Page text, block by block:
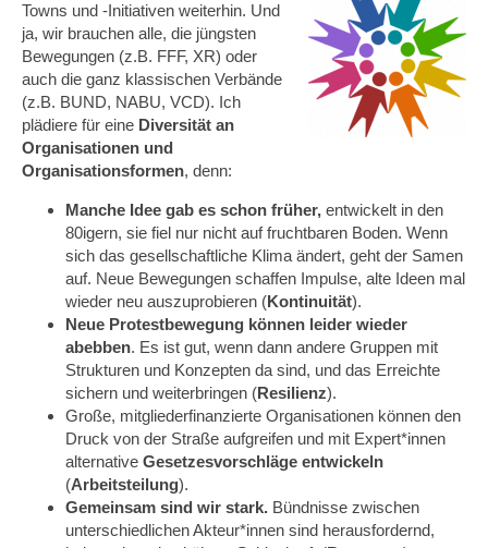
Towns und -Initiativen weiterhin. Und
ja, wir brauchen alle, die jüngsten
Bewegungen (z.B. FFF, XR) oder
auch die ganz klassischen Verbände
(z.B. BUND, NABU, VCD). Ich
plädiere für eine Diversität an
Organisationen und
Organisationsformen, denn:
Manche Idee gab es schon früher, entwickelt in den
80igern, sie fiel nur nicht auf fruchtbaren Boden. Wenn
sich das gesellschaftliche Klima ändert, geht der Samen
auf. Neue Bewegungen schaffen Impulse, alte Ideen mal
wieder neu auszuprobieren (Kontinuität).
Neue Protestbewegung können leider wieder
abebben. Es ist gut, wenn dann andere Gruppen mit
Strukturen und Konzepten da sind, und das Erreichte
sichern und weiterbringen (Resilienz).
Große, mitgliederfinanzierte Organisationen können den
Druck von der Straße aufgreifen und mit Expert*innen
alternative Gesetzesvorschläge entwickeln
(Arbeitsteilung).
Gemeinsam sind wir stark. Bündnisse zwischen
unterschiedlichen Akteur*innen sind herausfordernd,